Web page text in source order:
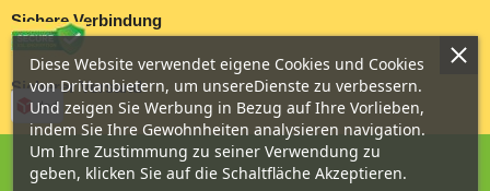
Sichere Verbindung
Sicherer Versand
Diese Website verwendet eigene Cookies und Cookies
von Drittanbietern, um unsereDienste zu verbessern.
Und zeigen Sie Werbung in Bezug auf Ihre Vorlieben,
indem Sie Ihre Gewohnheiten analysieren navigation.
Um Ihre Zustimmung zu seiner Verwendung zu
geben, klicken Sie auf die Schaltfläche Akzeptieren.